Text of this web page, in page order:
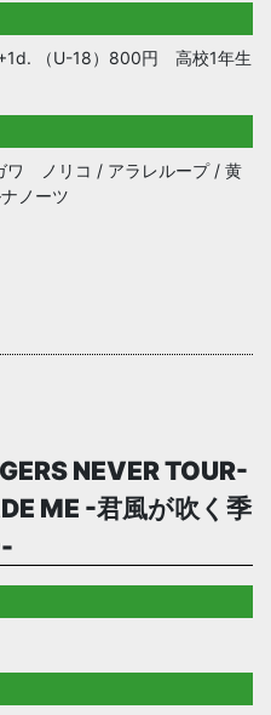
+1d. （U-18）800円 高校1年生
ワ ノリコ / アラレループ / 黄
ノーツ
NEVER TOUR-
ME -君風が吹く季